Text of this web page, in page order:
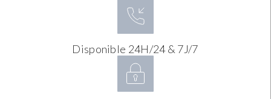
Disponible 24H/24 & 7J/7